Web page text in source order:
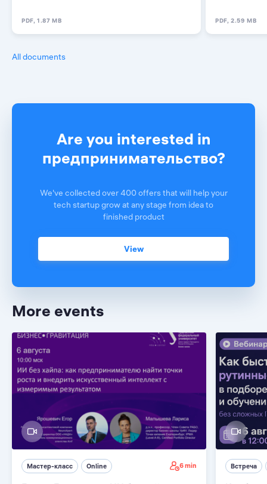
PDF, 1.87 MB PDF, 2.59 MB
All documents
Are you interested in
предпринимательство?
We've collected over 400 offers that will help your
tech startup grow at any stage from idea to
finished product
View
More events
Мастер-класс Online 6 min Встреча